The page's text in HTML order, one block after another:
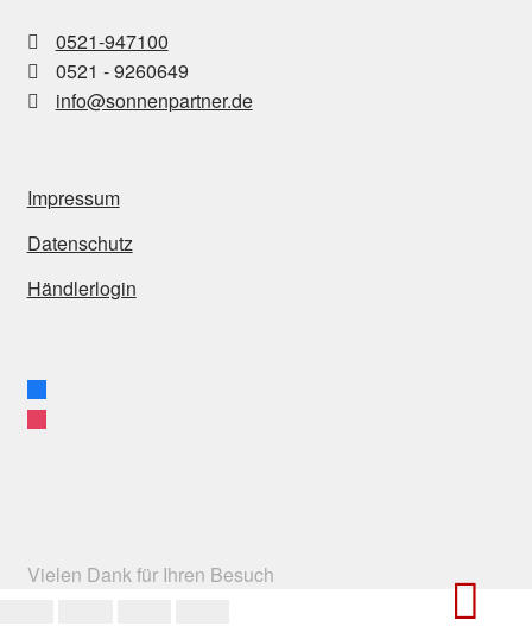
0521-947100
0521 - 9260649
info@sonnenpartner.de
Impressum
Datenschutz
Händlerlogin
facebook
instagram
Vielen Dank für Ihren Besuch